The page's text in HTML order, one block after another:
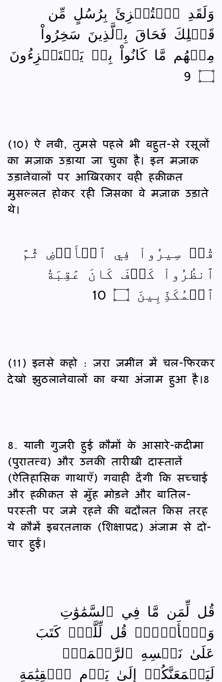
وَلَقَدِ ٱسۡتُهۡزِئَ بِرُسُلٍ مِّن
قَبۡلِكَ فَحَاقَ بِٱلَّذِينَ سَخِرُواْ
مِنۡهُم مَّا كَانُواْ بِهٖ يَسۡتَهۡزِءُونَ
۝ 9
(10) ऐ नबी, तुमसे पहले भी बहुत-से रसूलों
का मज़ाक़ उड़ाया जा चुका है। इन मज़ाक़
उड़ानेवालों पर आख़िरकार वही हक़ीक़त
मुसल्लत होकर रही जिसका वे मज़ाक़ उड़ाते
थे।
قُلۡ سِيرُواْ فِي ٱلۡأَرۡضِ ثُمَّ
ٱنظُرُواْ كَيۡفَ كَانَ عَٰقِبَةُ
ٱلۡمُكَذِّبِينَ ۝ 10
(11) इनसे कहो : ज़रा ज़मीन में चल-फिरकर
देखो झुठलानेवालों का क्या अंजाम हुआ है।8
8. यानी गुज़री हुई क़ौमों के आसारे-क़दीमा
(पुरातत्त्व) और उनकी तारीख़ी दास्तानें
(ऐतिहासिक गाथाएँ) गवाही देंगी कि सच्चाई
और हक़ीक़त से मुँह मोड़ने और बातिल-
परस्ती पर जमे रहने की बदौलत किस तरह
ये क़ौमें इबरतनाक (शिक्षाप्रद) अंजाम से दो-
चार हुईं।
قُل لِّمَن مَّا فِي ٱلسَّمَٰوَٰتِ
وَٱلۡأَرۡضِۖ قُل لِّلَّهِۚ كَتَبَ
عَلَىٰ نَفۡسِهِ ٱلرَّحۡمَةَۚ
لَيَجۡمَعَنَّكُمۡ إِلَىٰ يَوۡمِ ٱلۡقِيَٰمَةِ